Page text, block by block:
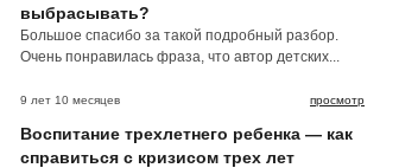
выбрасывать?
Большое спасибо за такой подробный разбор.
Очень понравилась фраза, что автор детских...
просмотр
9 лет 10 месяцев
Воспитание трехлетнего ребенка — как
справиться с кризисом трех лет